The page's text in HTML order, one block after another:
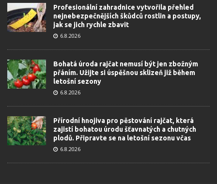
Profesionální zahradnice vytvořila přehled
nejnebezpečnějších škůdců rostlin a postupy,
jak se jich rychle zbavit
6.8.2026
Bohatá úroda rajčat nemusí být jen zbožným
přáním. Užijte si úspěšnou sklizeň již během
letošní sezony
6.8.2026
Přírodní hnojiva pro pěstování rajčat, která
zajistí bohatou úrodu šťavnatých a chutných
plodů. Připravte se na letošní sezonu včas
6.8.2026